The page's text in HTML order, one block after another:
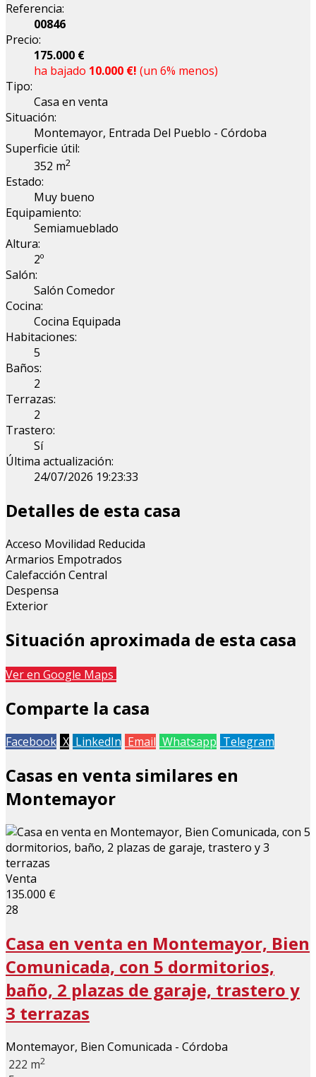
Referencia:
00846
Precio:
175.000 €
ha bajado 10.000 €! (un 6% menos)
Tipo:
Casa en venta
Situación:
Montemayor, Entrada Del Pueblo - Córdoba
Superficie útil:
352 m2
Estado:
Muy bueno
Equipamiento:
Semiamueblado
Altura:
2º
Salón:
Salón Comedor
Cocina:
Cocina Equipada
Habitaciones:
5
Baños:
2
Terrazas:
2
Trastero:
Sí
Última actualización:
24/07/2026 19:23:33
Detalles de esta casa
Acceso Movilidad Reducida
Armarios Empotrados
Calefacción Central
Despensa
Exterior
Situación aproximada de esta casa
+
−
Ver en Google Maps
Comparte la casa
Facebook X LinkedIn Email Whatsapp Telegram
Casas en venta similares en
Montemayor
Venta
135.000 €
28
Casa en venta en Montemayor, Bien
Comunicada, con 5 dormitorios,
baño, 2 plazas de garaje, trastero y
3 terrazas
Montemayor, Bien Comunicada - Córdoba
222 m2